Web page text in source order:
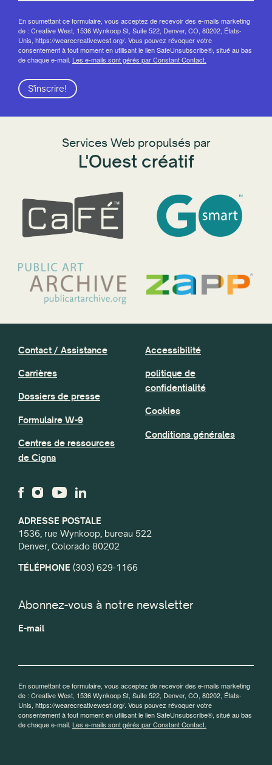
En soumettant ce formulaire, vous acceptez de recevoir des e-mails marketing
de : Creative West, 1536 Wynkoop St, Suite 522, Denver, CO, 80202, États-
Unis, https://wearecreativewest.org/. Vous pouvez révoquer votre
consentement à tout moment en utilisant le lien SafeUnsubscribe®, situé au bas
de chaque e-mail. Les e-mails sont gérés par Constant Contact.
S'inscrire!
Services Web propulsés par
L'Ouest créatif
ADRESSE POSTALE
1536, rue Wynkoop, bureau 522
Denver, Colorado 80202
TÉLÉPHONE (303) 629-1166
Contact / Assistance
Carrières
Dossiers de presse
Formulaire W-9
Centres de ressources
de Cigna
Accessibilité
politique de
confidentialité
Cookies
Conditions générales
Abonnez-vous à notre newsletter
E-mail
En soumettant ce formulaire, vous acceptez de recevoir des e-mails marketing
de : Creative West, 1536 Wynkoop St, Suite 522, Denver, CO, 80202, États-
Unis, https://wearecreativewest.org/. Vous pouvez révoquer votre
consentement à tout moment en utilisant le lien SafeUnsubscribe®, situé au bas
de chaque e-mail. Les e-mails sont gérés par Constant Contact.